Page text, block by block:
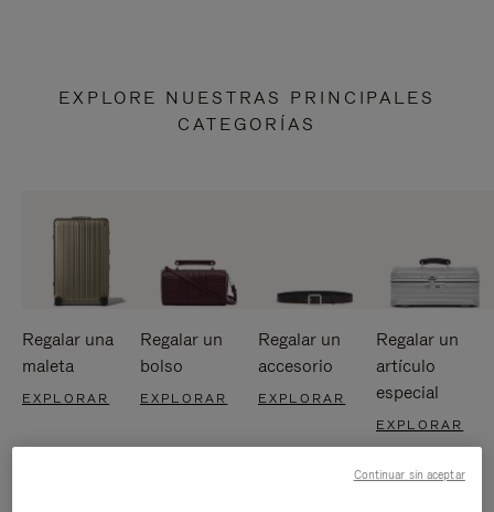
EXPLORE NUESTRAS PRINCIPALES
CATEGORÍAS
Regalar una
maleta
EXPLORAR
Regalar un
bolso
EXPLORAR
Regalar un
accesorio
EXPLORAR
Regalar un
artículo
especial
EXPLORAR
Continuar sin aceptar